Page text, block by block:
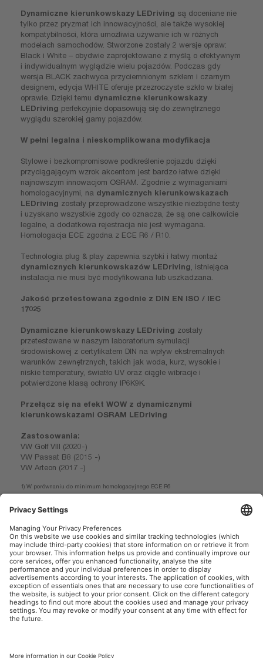
Dynamiczne kierunkowskazy LEDriving są doceniane nie
tylko przez pryzmat ich innowacyjności, ale także wysokiej
kompatybilności, która umożliwia używanie ich w różnych
modelach samochodów. Stworzone zostały 2 wersje opraw:
Black i White – obydwie zaprojektowane z myślą o efektywnym
i indywidualnym wyglądzie wielu pojazdów. Podczas gdy
wersja BLACK zachwyca przyciemnionym szkłem i czarnym
designem, edycja WHITE oferuje przezroczyste szkło w białej
oprawie. Dzięki temu dynamiczne kierunkowskazy
LEDriving perfekcyjnie dopasowują się do zewnętrznego
wyglądu szerokiej gamy pojazdów.
W pełni legalna i nieskomplikowana modyfikacja
Stylowe i bezkompromisowe podkreślenie pojazdu dzięki
przyciągającym wzrok akcentom jest bardzo łatwe dzięki
najnowszym innowacjom OSRAM. Zgodnie z wymaganiami
homologacyjnymi, na dynamicznych kierunkowskazach
LEDriving zostały przeprowadzone wszystkie niezbędne testy
i uzyskano wszystkie zgody co oznacza, że są one całkowicie
legalne, a dodatkowa rejestracja nie jest wymagana.
Homologacja ECE zgodna z ECE R6 / R10.
Technologia plug & play zapewnia szybki i łatwy montaż
dynamicznych kierunkowskazów LEDriving , istniejąca
instalacja nie musi być modyfikowana lub uszkadzana.
Jakość przetestowana zgodnie z DIN EN ISO / IEC
17025
Dynamiczne kierunkowskazy LEDriving zostały
przetestowane w naszym laboratorium symulacji
środowiskowej z certyfikatem DIN na wpływ ekstremalnych
warunków zewnętrznych, takich jak woda, kurz, wysokie i
niskie temperatury, światło UV oraz ciągłe wibracje i
potwierdzone klasą ochrony IP6K9K.
Przełącz się na efekt WOW z dynamicznymi
kierunkowskazami OSRAM LEDriving
Zastosowania:
VW Golf VIII (2020-)
VW Passat B8 (2015 -)
VW Arteon (2017 -)
1) W porównaniu do minimum homologacyjnego ECE R6
3) Szczegółowe informacje na stronie: www.osram.pl/am-gwarancje
OSRAM AutoMoto w mediach społecznościowych
Informacje firmowe
Warunki użytkowania